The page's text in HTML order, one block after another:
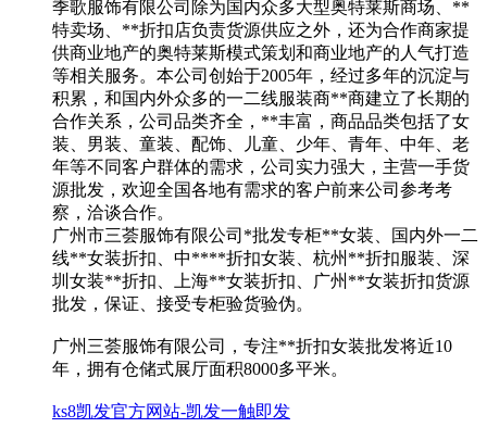
季歌服饰有限公司除为国内众多大型奥特莱斯商场、**
特卖场、**折扣店负责货源供应之外，还为合作商家提
供商业地产的奥特莱斯模式策划和商业地产的人气打造
等相关服务。本公司创始于2005年，经过多年的沉淀与
积累，和国内外众多的一二线服装商**商建立了长期的
合作关系，公司品类齐全，**丰富，商品品类包括了女
装、男装、童装、配饰、儿童、少年、青年、中年、老
年等不同客户群体的需求，公司实力强大，主营一手货
源批发，欢迎全国各地有需求的客户前来公司参考考
察，洽谈合作。
广州市三荟服饰有限公司*批发专柜**女装、国内外一二
线**女装折扣、中****折扣女装、杭州**折扣服装、深
圳女装**折扣、上海**女装折扣、广州**女装折扣货源
批发，保证、接受专柜验货验伪。
广州三荟服饰有限公司，专注**折扣女装批发将近10
年，拥有仓储式展厅面积8000多平米。
ks8凯发官方网站-凯发一触即发